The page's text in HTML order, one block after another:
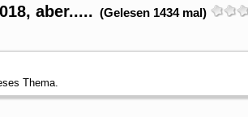
aber..... (Gelesen 1434 mal)
Thema.